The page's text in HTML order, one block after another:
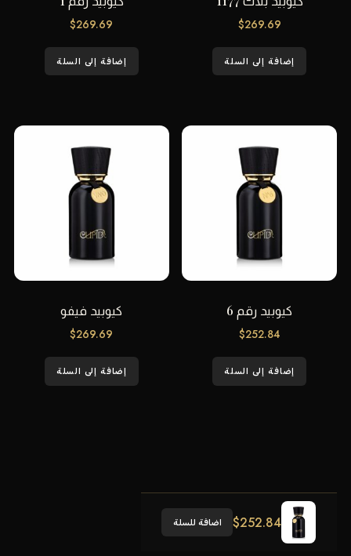
$269.69
إضافة إلى السلة
$269.69
إضافة إلى السلة
كيوبيد رقم 6
$252.84
إضافة إلى السلة
كيوبيد فيفو
$269.69
إضافة إلى السلة
$252.84 اضافة للسلة